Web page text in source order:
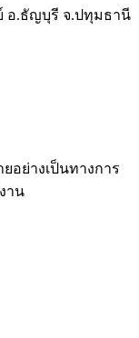
อ.ธัญบุรี จ.ปทุมธานี
อย่างเป็นทางการ
าน